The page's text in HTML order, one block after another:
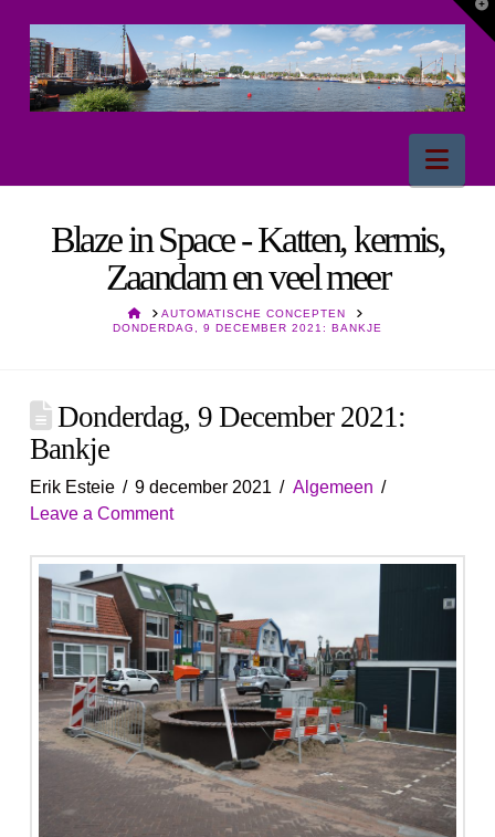
Blaze in Space - Katten, kermis,
Zaandam en veel meer
HOMEAUTOMATISCHE CONCEPTEN
DONDERDAG, 9 DECEMBER 2021: BANKJE
Donderdag, 9 December 2021:
Bankje
Erik Esteie 9 december 2021
Algemeen
Leave a Comment